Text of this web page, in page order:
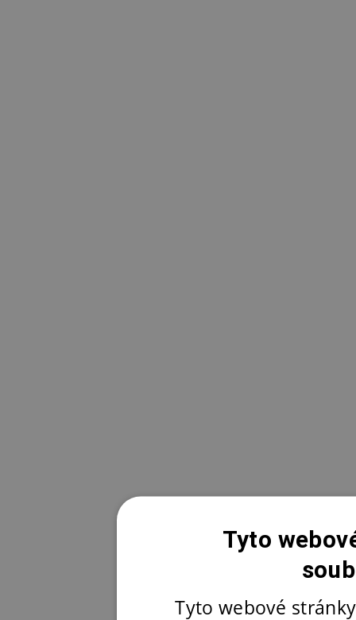
Tyto
Tyto webové